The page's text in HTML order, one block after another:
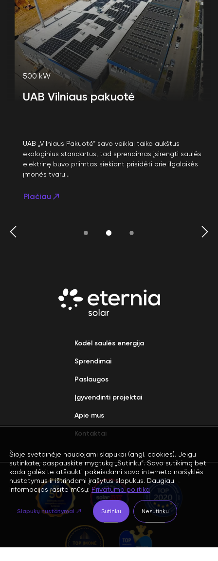
500 kW
UAB Vilniaus pakuotė
UAB „Vilniaus Pakuotė“ savo veiklai taiko aukštus
ekologinius standartus, tad sprendimas įsirengti saulės
elektrinę buvo priimtas siekiant prisidėti prie ilgalaikės
įmonės tvaru...
Plačiau
Kodėl saulės energija
Sprendimai
Paslaugos
Įgyvendinti projektai
Apie mus
Kontaktai
Šioje svetainėje naudojami slapukai (angl. cookies). Jeigu
sutinkate, paspauskite mygtuką „Sutinku“. Savo sutikimą bet
kada galėsite atšaukti pakeisdami savo interneto naršyklės
nustatymus ir ištrindami įrašytus slapukus. Daugiau
informacijos rasite mūsų: Privatumo politika
Sutinku Nesutinku
Slapukų nustatymai